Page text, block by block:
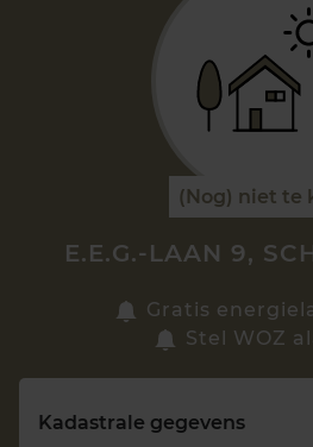
Zoek een woning
(Nog) niet te
E.E.G.-LAAN 9,
Gratis
Stel WOZ
Kadastrale gegevens